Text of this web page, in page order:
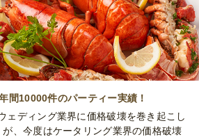
《小分け》全21品Eclectic Plan(エクレクテ
ィクプラン)
オードブル
4,400円/人
全てのプランを見る（5件）
間10000件のパーティー実績！
ェディング業界に価格破壊を巻き起こし
、今度はケータリング業界の価格破壊